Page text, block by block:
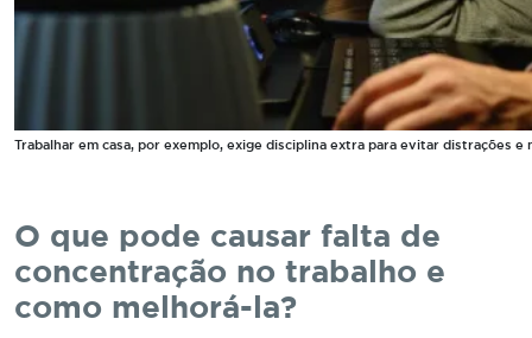
Trabalhar em casa, por exemplo, exige disciplina extra para evitar distrações
O que pode causar falta de
concentração no trabalho e
como melhorá-la?